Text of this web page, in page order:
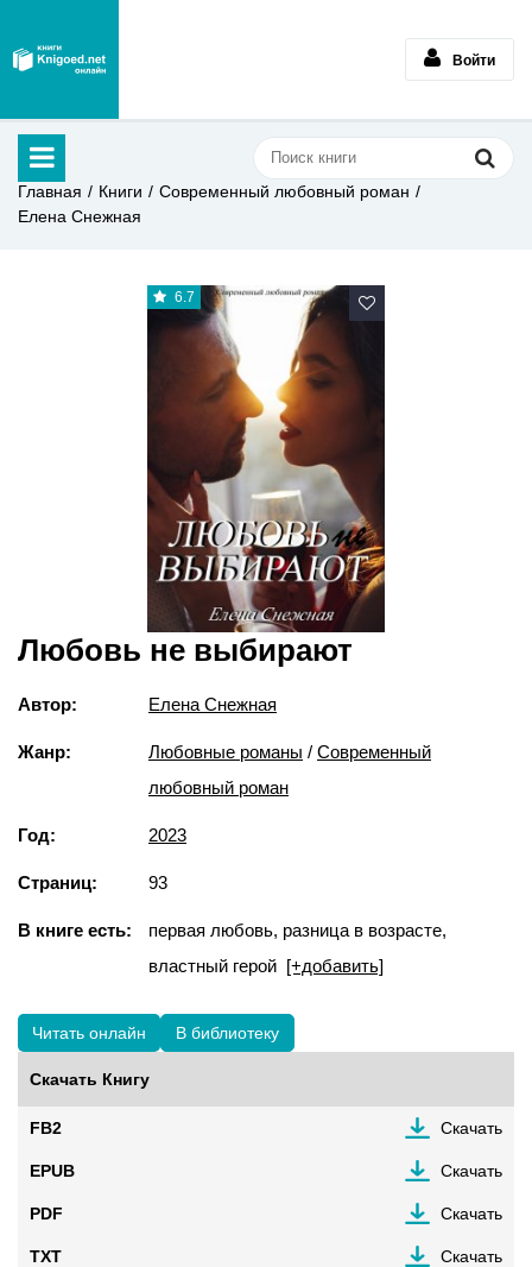
Войти
Главная Книги
Современный любовный роман
Елена Снежная
6.7
Любовь не выбирают
Автор: Елена Снежная
Жанр: Любовные романы / Современный
любовный роман
Год: 2023
Страниц: 93
В книге есть:
первая любовь, разница в возрасте,
властный герой [+добавить]
Читать онлайн В библиотеку
Скачать Книгу
FB2 Скачать
EPUB Скачать
PDF Скачать
TXT Скачать